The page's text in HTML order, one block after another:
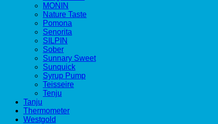
MONIN
Nature Taste
Pomona
Senorita
SILPIN
Sober
Sunnary Sweet
Sunquick
Syrup Pump
Teisseire
Tenju
Tanju
Thermometer
Westgold